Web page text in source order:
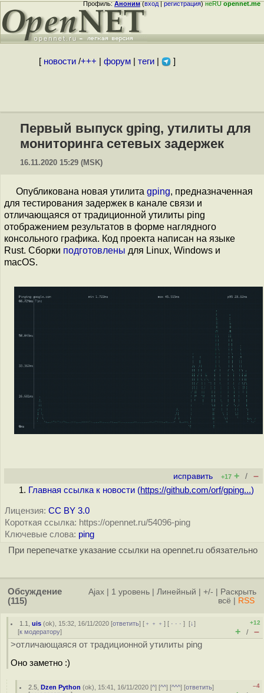
Профиль:Аноним(вход|регистрация)неRUopennet.me
[ новости/+++ форум| теги| ]
Первый выпуск gping, утилиты для
мониторинга сетевых задержек
16.11.2020 15:29 (MSK)
Опубликована новая утилита gping, предназначенная
для тестирования задержек в канале связи и
отличающаяся от традиционной утилиты ping
отображением результатов в форме наглядного
консольного графика. Код проекта написан на языке
Rust. Сборки подготовлены для Linux, Windows и
macOS.
исправить +17 + / –
Главная ссылка к новости (https://github.com/orf/gping...)
Лицензия: CC BY 3.0
Короткая ссылка: https://opennet.ru/54096-ping
Ключевые слова: ping
При перепечатке указание ссылки на opennet.ru обязательно
Обсуждение
(115)
Ajax 1 уровень Линейный +/-
Раскрыть
всё
RSS
1.1 ,uis (ok), 15:32, 16/11/2020 [ответить] [ ﹢﹢﹢] [ · · ·][↓]
[к модератору]
+12
+ / –
>отличающаяся от традиционной утилиты ping
Оно заметно :)
2.5 ,Dzen Python (ok), 15:41, 16/11/2020 [^] [^^] [^^^] [ответить]
–4